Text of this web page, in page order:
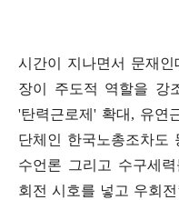
시간이 지나면서 문재인
장이 주도적 역할을 강
'탄력근로제 ' 확대 , 유연
단체인 한국노총조차도
수언론 그리고 수구세
회전 시호를 넣고 우회전